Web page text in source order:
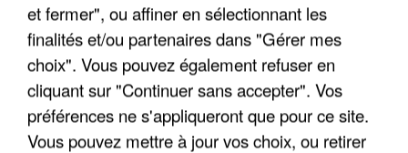
et fermer", ou affiner en sélectionnant les
finalités et/ou partenaires dans "Gérer mes
choix". Vous pouvez également refuser en
cliquant sur "Continuer sans accepter". Vos
préférences ne s'appliqueront que pour ce site.
Vous pouvez mettre à jour vos choix, ou retirer